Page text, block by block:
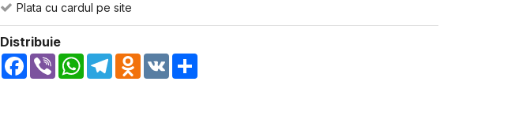
Plata cu cardul pe site
Distribuie
Facebook
Viber WhatsApp
TelegramOdnoklassniki
VK